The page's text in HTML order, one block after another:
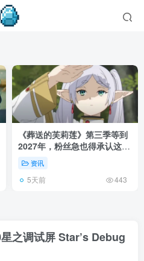
《葬送的芙莉莲》第三季等到
2027年，粉丝急也得承认这次
慢得有道理！
资讯
5天前 443
之调试屏 Star’s Debug